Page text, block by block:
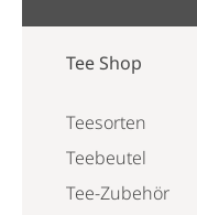
Tee Shop
Teesorten
Teebeutel
Tee-Zubehör